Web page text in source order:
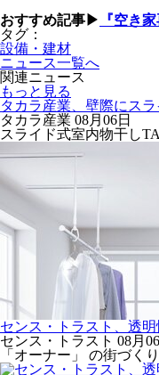
おすすめ記事▶
『空き
タグ：
設備・建材
ニュース一覧へ
関連ニュース
もっと見る
タカラ産業、壁際にス
タカラ産業 08月06日
スライド式室内物干し
センス・トラスト、透
センス・トラスト 08月
「オーナー」 の街づ